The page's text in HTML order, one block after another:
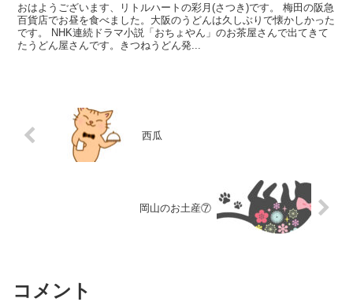
おはようございます、リトルハートの彩月(さつき)です。 梅田の阪急
百貨店でお昼を食べました。大阪のうどんは久しぶりで懐かしかった
です。 NHK連続ドラマ小説「おちょやん」のお茶屋さんで出てきて
たうどん屋さんです。きつねうどん発...
西瓜
岡山のお土産⑦
コメント